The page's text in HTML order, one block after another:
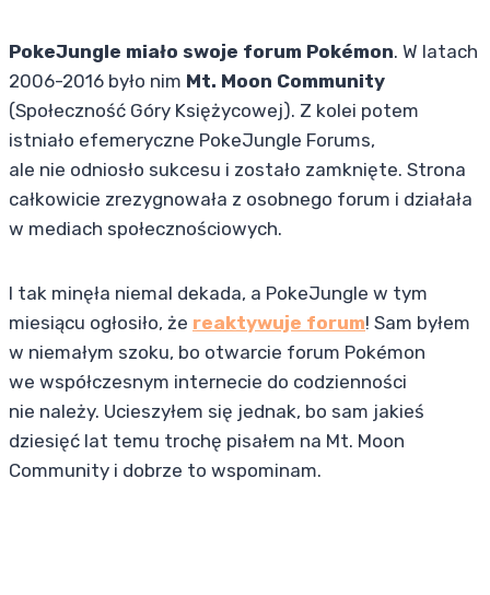
PokeJungle miało swoje forum Pokémon. W latach
2006-2016 było nim Mt. Moon Community
(Społeczność Góry Księżycowej). Z kolei potem
istniało efemeryczne PokeJungle Forums,
ale nie odniosło sukcesu i zostało zamknięte. Strona
całkowicie zrezygnowała z osobnego forum i działała
w mediach społecznościowych.
I tak minęła niemal dekada, a PokeJungle w tym
miesiącu ogłosiło, że reaktywuje forum! Sam byłem
w niemałym szoku, bo otwarcie forum Pokémon
we współczesnym internecie do codzienności
nie należy. Ucieszyłem się jednak, bo sam jakieś
dziesięć lat temu trochę pisałem na Mt. Moon
Community i dobrze to wspominam.